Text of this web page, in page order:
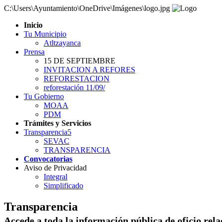
C:\Users\Ayuntamiento\OneDrive\Imágenes\logo.jpg
Inicio
Tu Municipio
Atltzayanca
Prensa
15 DE SEPTIEMBRE
INVITACION A REFORES
REFORESTACION
reforestación 11/09/
Tu Gobierno
MOAA
PDM
Trámites y Servicios
Transparencia5
SEVAC
TRANSPARENCIA
Convocatorias
Aviso de Privacidad
Integral
Simplificado
Transparencia